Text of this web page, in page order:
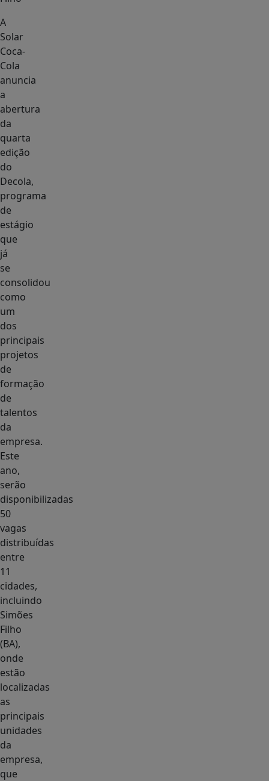
A
Solar
Coca-
Cola
anuncia
a
abertura
da
quarta
edição
do
Decola,
programa
de
estágio
que
já
se
consolidou
como
um
dos
principais
projetos
de
formação
de
talentos
da
empresa.
Este
ano,
serão
disponibilizadas
50
vagas
distribuídas
entre
11
cidades,
incluindo
Simões
Filho
(BA),
onde
estão
localizadas
as
principais
unidades
da
empresa,
que